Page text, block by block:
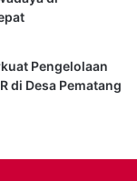
Pengelolaan
di Desa Pematang